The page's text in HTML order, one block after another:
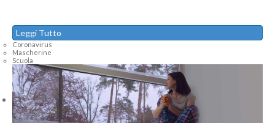
Leggi Tutto
Coronavirus
Mascherine
Scuola